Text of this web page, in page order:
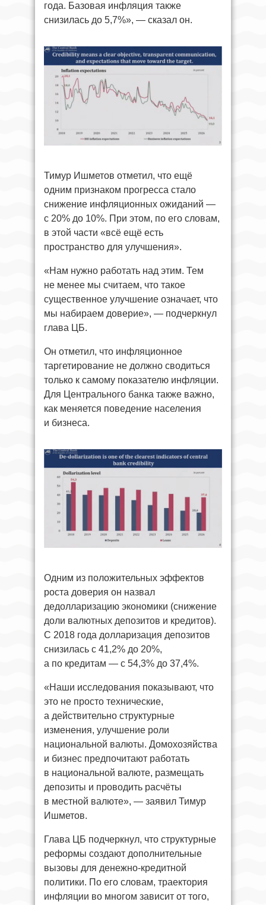
года. Базовая инфляция также
снизилась до 5,7%», — сказал он.
Тимур Ишметов отметил, что ещё
одним признаком прогресса стало
снижение инфляционных ожиданий —
с 20% до 10%. При этом, по его словам,
в этой части «всё ещё есть
пространство для улучшения».
«Нам нужно работать над этим. Тем
не менее мы считаем, что такое
существенное улучшение означает, что
мы набираем доверие», — подчеркнул
глава ЦБ.
Он отметил, что инфляционное
таргетирование не должно сводиться
только к самому показателю инфляции.
Для Центрального банка также важно,
как меняется поведение населения
и бизнеса.
Одним из положительных эффектов
роста доверия он назвал
дедолларизацию экономики (снижение
доли валютных депозитов и кредитов).
С 2018 года долларизация депозитов
снизилась с 41,2% до 20%,
а по кредитам — с 54,3% до 37,4%.
«Наши исследования показывают, что
это не просто технические,
а действительно структурные
изменения, улучшение роли
национальной валюты. Домохозяйства
и бизнес предпочитают работать
в национальной валюте, размещать
депозиты и проводить расчёты
в местной валюте», — заявил Тимур
Ишметов.
Глава ЦБ подчеркнул, что структурные
реформы создают дополнительные
вызовы для денежно-кредитной
политики. По его словам, траектория
инфляции во многом зависит от того,